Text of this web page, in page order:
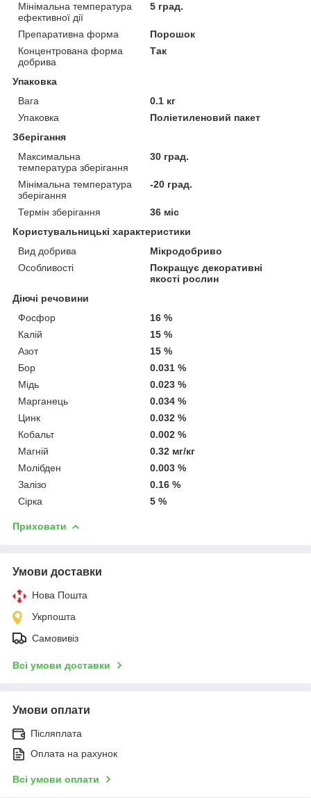
Мінімальна температура
ефективної дії
5 град.
Препаративна форма
Порошок
Концентрована форма
добрива
Так
Упаковка
Вага
0.1 кг
Упаковка
Поліетиленовий пакет
Зберігання
Максимальна
температура зберігання
30 град.
Мінімальна температура
зберігання
-20 град.
Термін зберігання
36 міс
Користувальницькі характеристики
Вид добрива
Мікродобриво
Особливості
Покращує декоративні
якості рослин
Діючі речовини
Фосфор
16 %
Калій
15 %
Азот
15 %
Бор
0.031 %
Мідь
0.023 %
Марганець
0.034 %
Цинк
0.032 %
Кобальт
0.002 %
Магній
0.32 мг/кг
Молібден
0.003 %
Залізо
0.16 %
Сірка
5 %
Приховати
Умови доставки
Нова Пошта
Укрпошта
Самовивіз
Всі умови доставки
Умови оплати
Післяплата
Оплата на рахунок
Всі умови оплати